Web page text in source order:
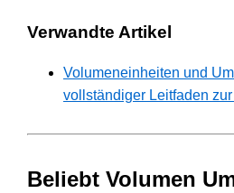
Verwandte Artikel
Volumeneinheiten und
vollständiger Leitfaden
Beliebt Volumen